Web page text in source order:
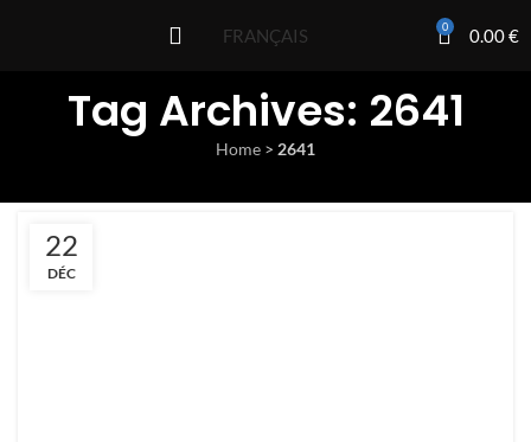
FRANÇAIS 0 0.00€
Tag Archives: 2641
Home > 2641
22
DÉC